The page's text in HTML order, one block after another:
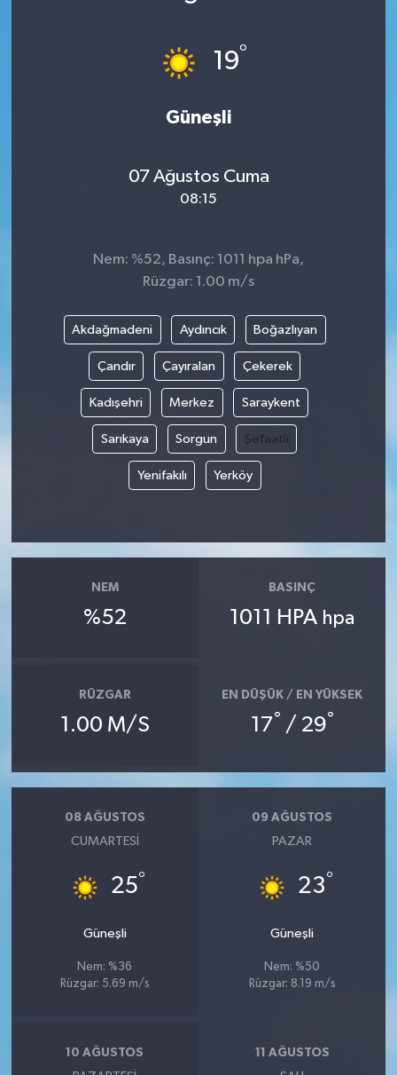
19°
Güneşli
07 Ağustos Cuma
08:15
Nem: %52, Basınç: 1011 hpa hPa,
Rüzgar: 1.00 m/s
Akdağmadeni Aydıncık Boğazlıyan
Çandır Çayıralan Çekerek
Kadışehri Merkez Saraykent
Sarıkaya Sorgun Şefaatli
Yenifakılı Yerköy
NEM
%52
BASINÇ
1011 HPA hpa
RÜZGAR
1.00 M/S
EN DÜŞÜK / EN YÜKSEK
17° / 29°
08 AĞUSTOS
CUMARTESI
25°
Güneşli
Nem: %36
Rüzgar: 5.69 m/s
09 AĞUSTOS
PAZAR
23°
Güneşli
Nem: %50
Rüzgar: 8.19 m/s
10 AĞUSTOS 11 AĞUSTOS